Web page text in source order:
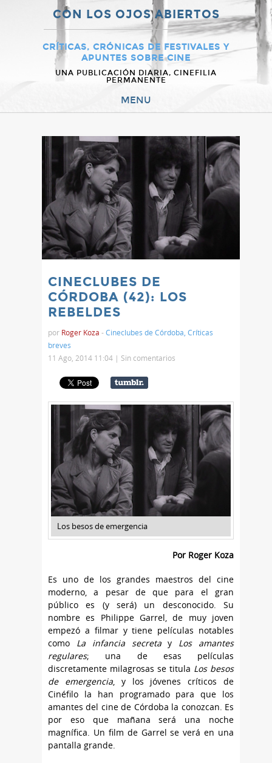
CON LOS OJOS ABIERTOS
CRÍTICAS, CRÓNICAS DE FESTIVALES Y
APUNTES SOBRE CINE
UNA PUBLICACIÓN DIARIA, CINEFILIA
PERMANENTE
MENU
CINECLUBES DE
CÓRDOBA (42): LOS
REBELDES
por Roger Koza -Cineclubes de Córdoba Críticas
breves
11 Ago, 2014 11:04 | Sin comentarios
Los besos de emergencia
Por Roger Koza
Es uno de los grandes maestros del cine
moderno, a pesar de que para el gran
público es (y será) un desconocido. Su
nombre es Philippe Garrel, de muy joven
empezó a filmar y tiene películas notables
como La infancia secretay Los amantes
regulares; una de esas películas
discretamente milagrosas se titula Los besos
de emergencia, y los jóvenes críticos de
Cinéfilo la han programado para que los
amantes del cine de Córdoba la conozcan. Es
por eso que mañana será una noche
magnífica. Un film de Garrel se verá en una
pantalla grande.